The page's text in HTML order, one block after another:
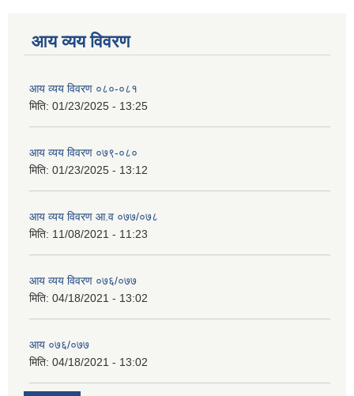
आय व्यय विवरण
आय व्यय विवरण ०८०-०८१
मिति: 01/23/2025 - 13:25
आय व्यय विवरण ०७९-०८०
मिति: 01/23/2025 - 13:12
आय व्यय विवरण आ.व ०७७/०७८
मिति: 11/08/2021 - 11:23
आय व्यय विवरण ०७६/०७७
मिति: 04/18/2021 - 13:02
आय ०७६/०७७
मिति: 04/18/2021 - 13:02